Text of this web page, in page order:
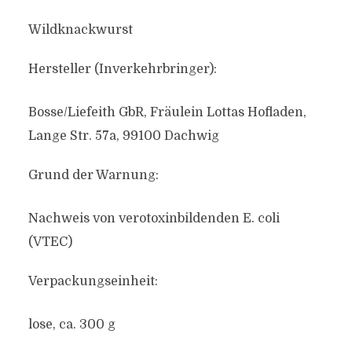
Wildknackwurst
Hersteller (Inverkehrbringer):
Bosse/Liefeith GbR, Fräulein Lottas Hofladen,
Lange Str. 57a, 99100 Dachwig
Grund der Warnung:
Nachweis von verotoxinbildenden E. coli
(VTEC)
Verpackungseinheit:
lose, ca. 300 g